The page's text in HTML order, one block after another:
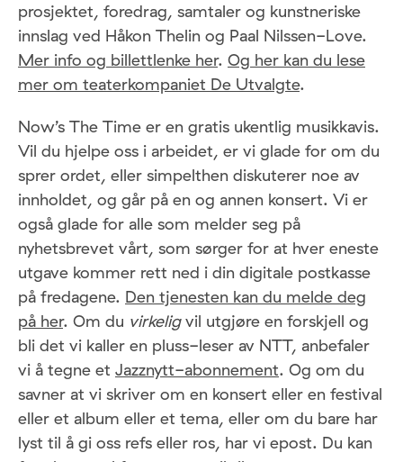
prosjektet, foredrag, samtaler og kunstneriske
innslag ved Håkon Thelin og Paal Nilssen-Love.
Mer info og billettlenke her. Og her kan du lese
mer om teaterkompaniet De Utvalgte.
Now’s The Time er en gratis ukentlig musikkavis.
Vil du hjelpe oss i arbeidet, er vi glade for om du
sprer ordet, eller simpelthen diskuterer noe av
innholdet, og går på en og annen konsert. Vi er
også glade for alle som melder seg på
nyhetsbrevet vårt, som sørger for at hver eneste
utgave kommer rett ned i din digitale postkasse
på fredagene. Den tjenesten kan du melde deg
på her. Om du virkeligvil utgjøre en forskjell og
bli det vi kaller en pluss-leser av NTT, anbefaler
vi å tegne et Jazznytt-abonnement. Og om du
savner at vi skriver om en konsert eller en festival
eller et album eller et tema, eller om du bare har
lyst til å gi oss refs eller ros, har vi epost. Du kan